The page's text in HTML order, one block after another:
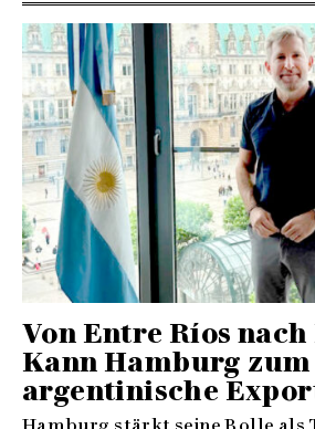
Von Entre Ríos
Kann Hamburg
argentinische